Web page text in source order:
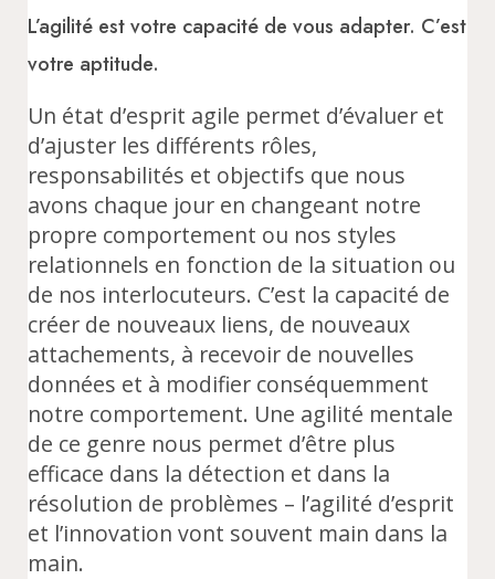
L’agilité est votre capacité de vous adapter. C’est
votre aptitude.
Un état d’esprit agile permet d’évaluer et
d’ajuster les différents rôles,
responsabilités et objectifs que nous
avons chaque jour en changeant notre
propre comportement ou nos styles
relationnels en fonction de la situation ou
de nos interlocuteurs. C’est la capacité de
créer de nouveaux liens, de nouveaux
attachements, à recevoir de nouvelles
données et à modifier conséquemment
notre comportement. Une agilité mentale
de ce genre nous permet d’être plus
efficace dans la détection et dans la
résolution de problèmes – l’agilité d’esprit
et l’innovation vont souvent main dans la
main.